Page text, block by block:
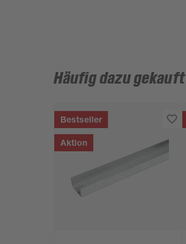
Häufig dazu gekauft
Bestseller
Aktion